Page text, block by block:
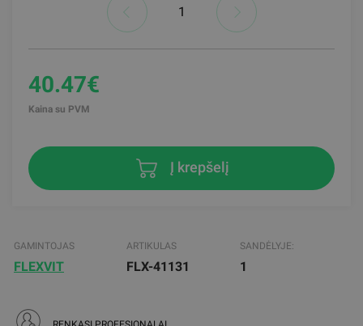
40.47€
Kaina su PVM
Į krepšelį
GAMINTOJAS
FLEXVIT
ARTIKULAS
FLX-41131
SANDĖLYJE:
1